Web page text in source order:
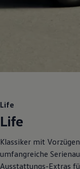
Über Ihr
Life
Life
Klassiker mit
umfangreiche
Ausstattungs-Extras